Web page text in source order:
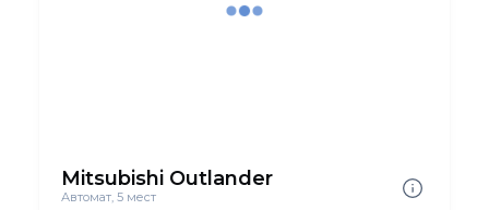
Mitsubishi Outlander
Автомат, 5 мест